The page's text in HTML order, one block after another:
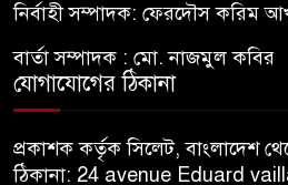
নির্বাহী সম্পাদক: ফেরদৌস করিম
বার্তা সম্পাদক : মো. নাজমুল কবির
যোগাযোগের ঠিকানা
প্রকাশক কর্তৃক সিলেট, বাংলাদেশ
ঠিকানা: 24 avenue Eduard